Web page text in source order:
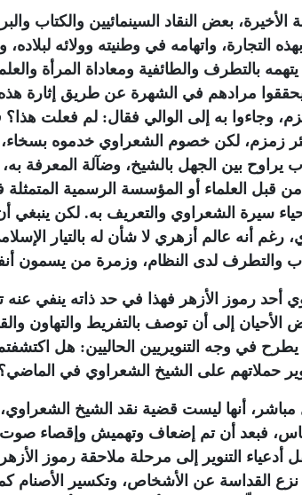
الأخيرة، بعض النقاد السينمائيين والكتاب
بهذه التجارة، واتهامه في وطنيته وولائه
بالتطرف والطائفية ومعاداة المرأة
مرادهم في الشهرة عن طريق إثارة
وجاءوا به إلى الوالي فقال: لم فعلت
زمزم، لكن خصوم الشعراوي خدموه
يراوح بين الجهل بالشيخ، وضآلة المعرفة
قبل العلماء أو المؤسسة الرسمية المتمثلة
سيرة الشعراوي والتعريف به. لكن ينبغي
رغم أنه عالم أزهري لا شأن له بالتيار
والتطرف لدى النظام، وزمرة من يسمون
أحد رموز الأزهر فهذا في حد ذاته ينفي عنه
إلى أن توصف بالتفريط والتهاون
يطرح في وجه التنويريين الحاليين: هل
حملاتهم على الشيخ الشعراوي في
أنها ليست قضية نقد الشيخ
فبعد أن تم إضعاف وتهميش وإقصاء صوت
أدعياء التنوير إلى مرحلة ملاحقة رموز
نزع القداسة عن الأشخاص، وتكسير الأصنام